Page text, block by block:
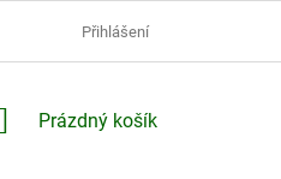
ZÁSADY POUŽÍVÁNÍ COOKIES
Přihlášení
NÁKUPNÍ
Prázdný košík